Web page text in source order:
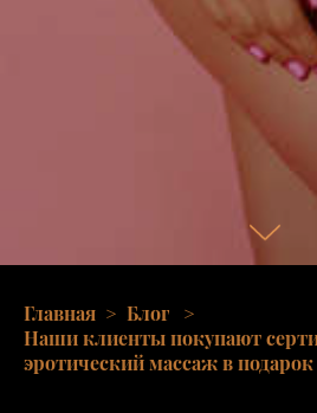
Главная > Блог
>
Наши клиенты покупают
эротический массаж в подарок